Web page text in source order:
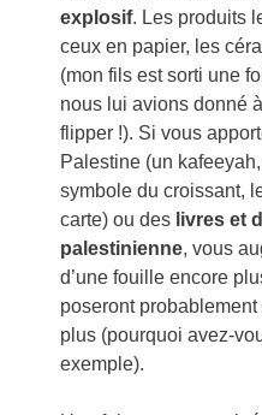
explosif. Les produits
ceux en papier, les
(mon fils est sorti une
nous lui avions donné
flipper !). Si vous
Palestine (un
symbole du croissant,
carte) ou des livres et
palestinienne, vous
d’une fouille encore
poseront
plus (pourquoi avez-
exemple).